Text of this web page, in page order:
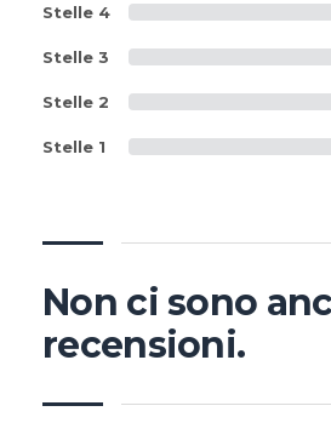
Stelle 4
Stelle 3
Stelle 2
Stelle 1
Non ci sono
recensioni.